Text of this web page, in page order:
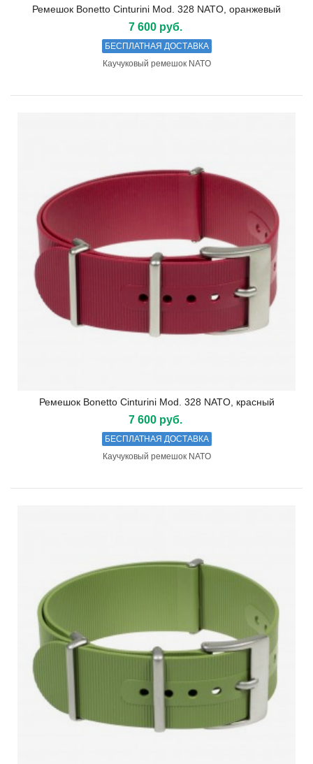
Ремешок Bonetto Cinturini Mod. 328 NATO, оранжевый
7 600 руб.
БЕСПЛАТНАЯ ДОСТАВКА
Каучуковый ремешок NATO
Ремешок Bonetto Cinturini Mod. 328 NATO, красный
7 600 руб.
БЕСПЛАТНАЯ ДОСТАВКА
Каучуковый ремешок NATO